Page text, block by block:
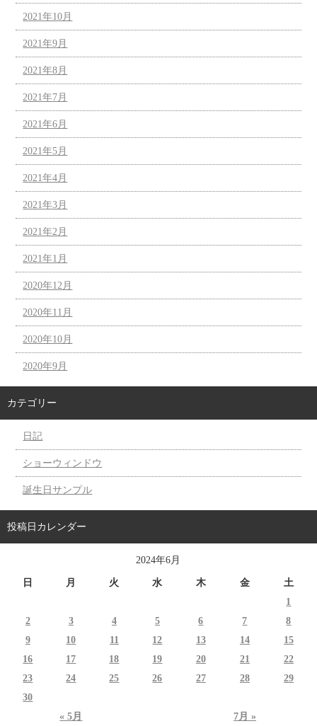
2021年10月
2021年9月
2021年8月
2021年7月
2021年6月
2021年5月
2021年4月
2021年3月
2021年2月
2021年1月
2020年12月
2020年11月
2020年10月
2020年9月
カテゴリー
日記
ショーウィンドウ
誕生日サンプル
投稿日カレンダー
2024年6月
日 月 火 水 木 金 土
« 5月 7月 »
1
2
3 4 5 6 7
8
9
10 11 12 13 14
15
16
17 18 19 20 21
22
23
24 25 26 27 28
29
30